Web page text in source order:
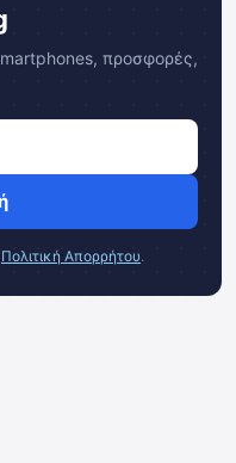
προσφορές,
Πολιτική Απορρήτου.